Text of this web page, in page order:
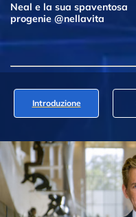
Neal e la sua spaventosa
progenie @nellavita
Introduzione